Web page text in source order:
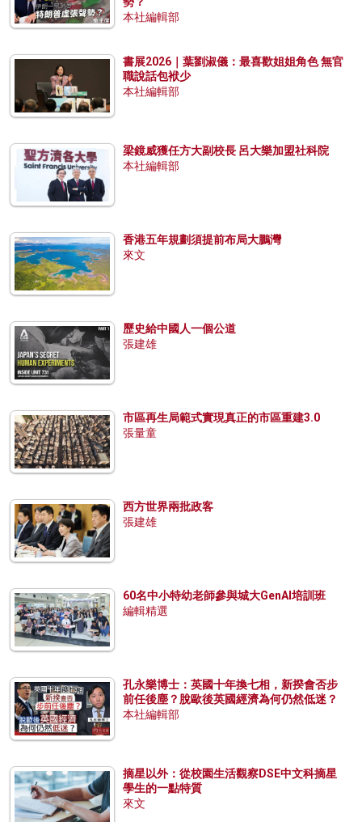
本社編輯部
書展2026｜葉劉淑儀：最喜歡姐姐角色 無官
職說話包袱少
本社編輯部
梁鏡威獲任方大副校長 呂大樂加盟社科院
本社編輯部
香港五年規劃須提前布局大鵬灣
來文
歷史給中國人一個公道
張建雄
市區再生局範式實現真正的市區重建3.0
張量童
西方世界兩批政客
張建雄
60名中小特幼老師參與城大GenAI培訓班
編輯精選
孔永樂博士：英國十年換七相，新揆會否步
前任後塵？脫歐後英國經濟為何仍然低迷？
本社編輯部
摘星以外：從校園生活觀察DSE中文科摘星
學生的一點特質
來文